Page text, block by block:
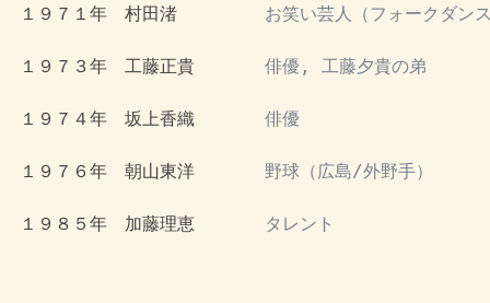
１９７１年　村田渚 お笑い芸人（フォークダン
１９７３年　工藤正貴 俳優, 工藤夕貴の弟
１９７４年　坂上香織 俳優
１９７６年　朝山東洋 野球（広島/外野手）
１９８５年　加藤理恵 タレント